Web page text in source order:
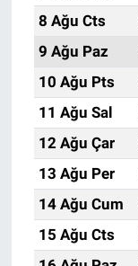
8 Ağu Cts
9 Ağu Paz
10 Ağu Pts
11 Ağu Sal
12 Ağu Çar
13 Ağu Per
14 Ağu Cum
15 Ağu Cts